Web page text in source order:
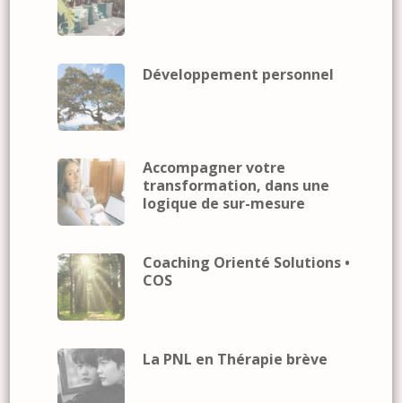
Développement personnel
Accompagner votre
transformation, dans une
logique de sur-mesure
Coaching Orienté Solutions •
COS
La PNL en Thérapie brève